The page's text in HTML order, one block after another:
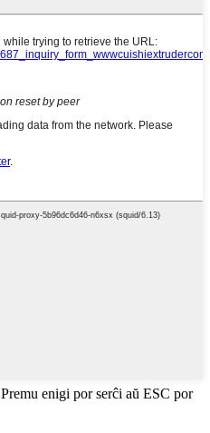
Premu enigi por serĉi aŭ ESC por